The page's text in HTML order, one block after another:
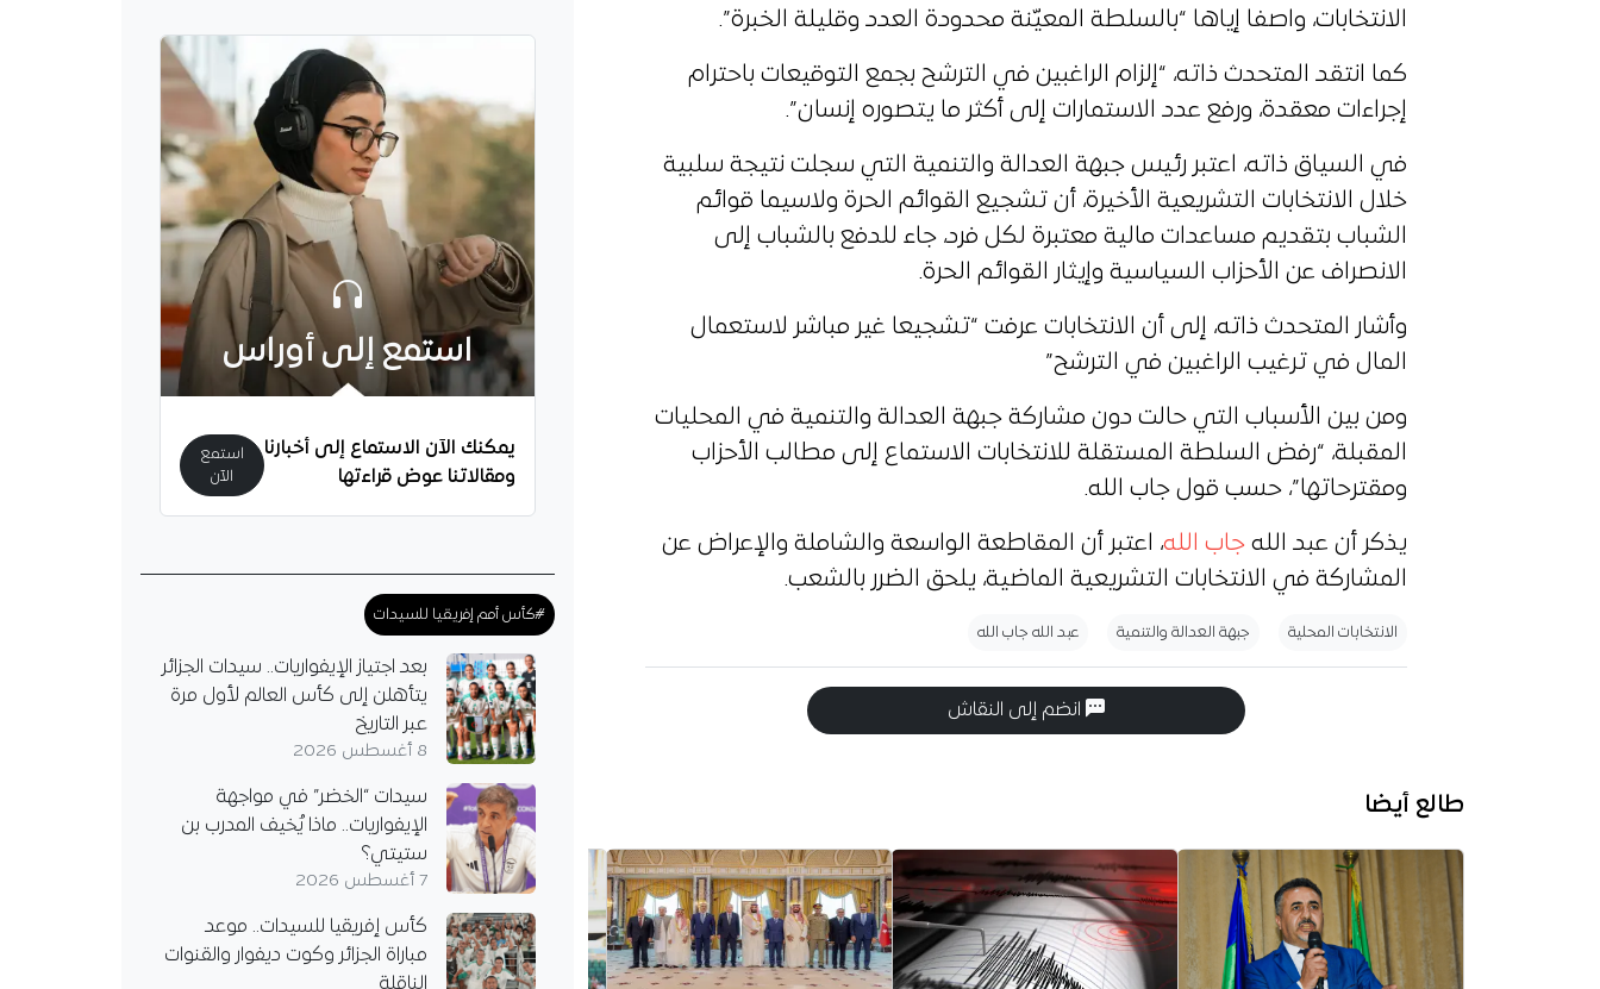
الانتخابات، واصفا إياها “بالسلطة المعيّنة محدودة العدد وقليلة الخبرة”.
كما انتقد المتحدث ذاته، “إلزام الراغبين في الترشح بجمع التوقيعات باحترام
إجراءات معقدة، ورفع عدد الاستمارات إلى أكثر ما يتصوره إنسان”.
في السياق ذاته، اعتبر رئيس جبهة العدالة والتنمية التي سجلت نتيجة سلبية
خلال الانتخابات التشريعية الأخيرة، أن تشجيع القوائم الحرة ولاسيما قوائم
الشباب بتقديم مساعدات مالية معتبرة لكل فرد، جاء للدفع بالشباب إلى
الانصراف عن الأحزاب السياسية وإيثار القوائم الحرة.
وأشار المتحدث ذاته، إلى أن الانتخابات عرفت “تشجيعا غير مباشر لاستعمال
المال في ترغيب الراغبين في الترشح”
ومن بين الأسباب التي حالت دون مشاركة جبهة العدالة والتنمية في المحليات
المقبلة، “رفض السلطة المستقلة للانتخابات الاستماع إلى مطالب الأحزاب
ومقترحاتها”، حسب قول جاب الله.
يذكر أن عبد الله جاب الله، اعتبر أن المقاطعة الواسعة والشاملة والإعراض عن
المشاركة في الانتخابات التشريعية الماضية، يلحق الضرر بالشعب.
الانتخابات المحلية جبهة العدالة والتنمية عبد الله جاب الله
انضم إلى النقاش
طالع أيضا
استمع إلى أوراس
يمكنك الآن الاستماع إلى أخبارنا
ومقالاتنا عوض قراءتها
استمع
الآن
#كأس أمم إفريقيا للسيدات
بعد اجتياز الإيفواريات.. سيدات الجزائر
يتأهلن إلى كأس العالم لأول مرة
عبر التاريخ
8 أغسطس 2026
سيدات “الخضر” في مواجهة
الإيفواريات.. ماذا يُخيف المدرب بن
ستيتي؟
7 أغسطس 2026
كأس إفريقيا للسيدات.. موعد
مباراة الجزائر وكوت ديفوار والقنوات